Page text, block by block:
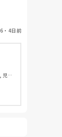
6 ・ 4日前
児童